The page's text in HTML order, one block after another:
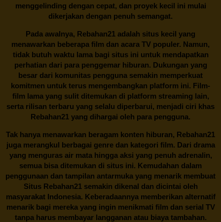
menggelinding dengan cepat, dan proyek kecil ini mulai
dikerjakan dengan penuh semangat.
Pada awalnya, Rebahan21 adalah situs kecil yang
menawarkan beberapa film dan acara TV populer. Namun,
tidak butuh waktu lama bagi situs ini untuk mendapatkan
perhatian dari para penggemar hiburan. Dukungan yang
besar dari komunitas pengguna semakin memperkuat
komitmen untuk terus mengembangkan platform ini. Film-
film lama yang sulit ditemukan di platform streaming lain,
serta rilisan terbaru yang selalu diperbarui, menjadi ciri khas
Rebahan21 yang dihargai oleh para pengguna.
Tak hanya menawarkan beragam konten hiburan, Rebahan21
juga merangkul berbagai genre dan kategori film. Dari drama
yang menguras air mata hingga aksi yang penuh adrenalin,
semua bisa ditemukan di situs ini. Kemudahan dalam
penggunaan dan tampilan antarmuka yang menarik membuat
Situs Rebahan21semakin dikenal dan dicintai oleh
masyarakat Indonesia. Keberadaannya memberikan alternatif
menarik bagi mereka yang ingin menikmati film dan serial TV
tanpa harus membayar langganan atau biaya tambahan.